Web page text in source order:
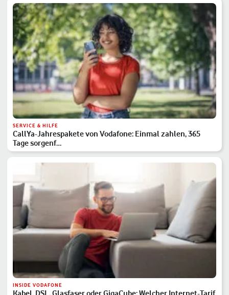
SERVICE & HILFE
CallYa-Jahrespakete von Vodafone: Einmal zahlen, 365
Tage sorgenf…
INSIDE VODAFONE